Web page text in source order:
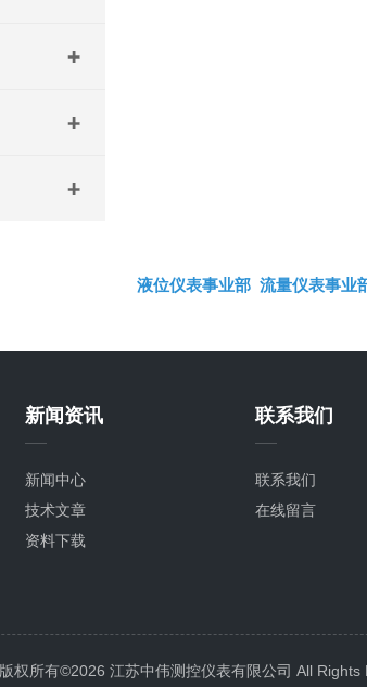
液位仪表事业部 流量仪表事业
新闻资讯
新闻中心
技术文章
资料下载
联系我们
联系我们
在线留言
版权所有©2026 江苏中伟测控仪表有限公司 All